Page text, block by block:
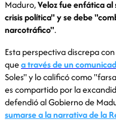
Maduro,Veloz fue enfática
crisis política" y se debe
narcotráfico".
Esta perspectiva discrepa
quea través de un
Soles" y lo calificó como
es compartido por la
defendió al Gobierno de
sumarse a la narrativa de la